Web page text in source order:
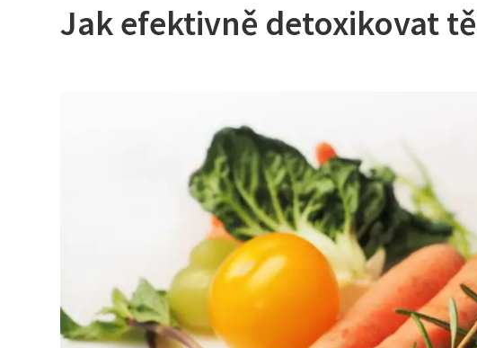
Jak efektivně detoxikovat